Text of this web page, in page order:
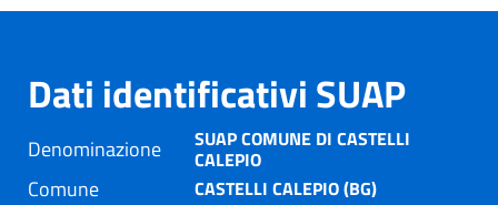
Dati identificativi SUAP
Denominazione SUAP COMUNE DI CASTELLI
CALEPIO
Comune CASTELLI CALEPIO (BG)